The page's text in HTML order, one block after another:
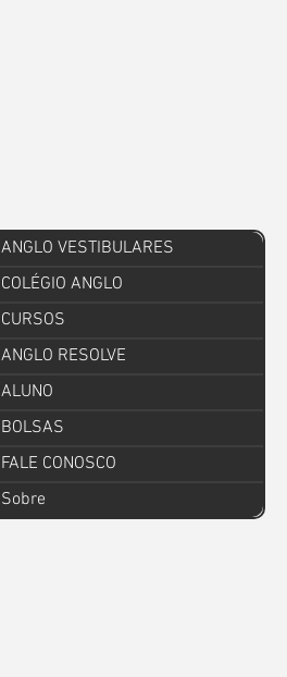
ANGLO VESTIBULARES
COLÉGIO ANGLO
CURSOS
ANGLO RESOLVE
ALUNO
BOLSAS
FALE CONOSCO
Sobre